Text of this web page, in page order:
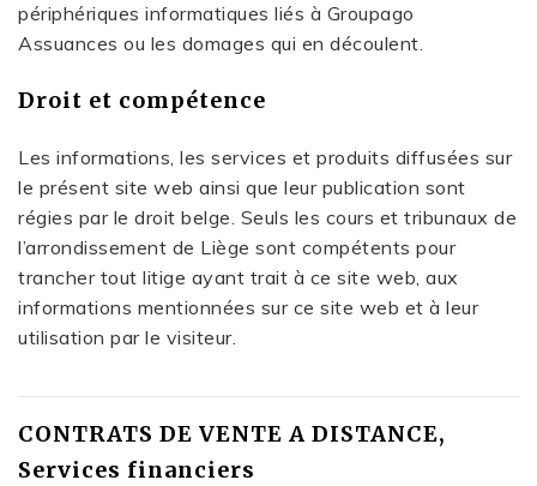
périphériques informatiques liés à Groupago
Assuances ou les domages qui en découlent.
Droit et compétence
Les informations, les services et produits diffusées sur
le présent site web ainsi que leur publication sont
régies par le droit belge. Seuls les cours et tribunaux de
l’arrondissement de Liège sont compétents pour
trancher tout litige ayant trait à ce site web, aux
informations mentionnées sur ce site web et à leur
utilisation par le visiteur.
CONTRATS DE VENTE A DISTANCE,
Services financiers